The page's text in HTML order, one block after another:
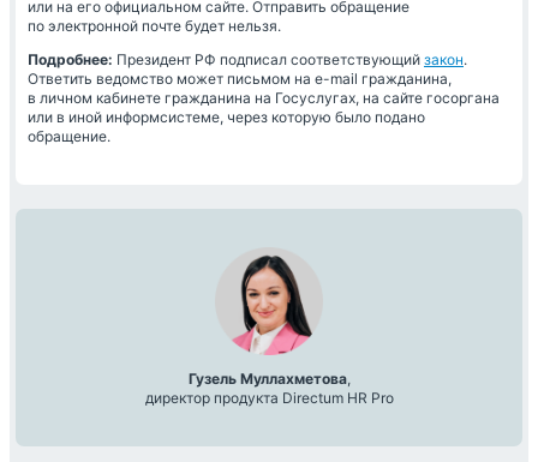
или на его официальном сайте. Отправить обращение
по электронной почте будет нельзя.
Подробнее: Президент РФ подписал соответствующий закон.
Ответить ведомство может письмом на e-mail гражданина,
в личном кабинете гражданина на Госуслугах, на сайте госоргана
или в иной информсистеме, через которую было подано
обращение.
Гузель Муллахметова,
директор продукта Directum HR Pro